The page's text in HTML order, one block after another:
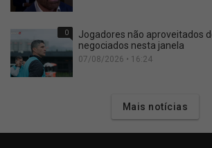
0
Jogadores não aproveitados
negociados nesta janela
07/08/2026 • 16:24
Mais notícias